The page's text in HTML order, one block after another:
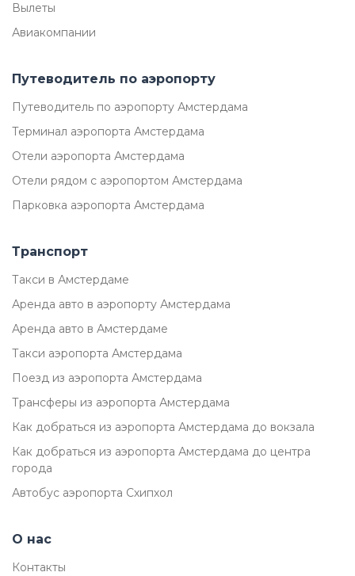
Вылеты
Авиакомпании
Путеводитель по аэропорту
Путеводитель по аэропорту Амстердама
Терминал аэропорта Амстердама
Отели аэропорта Амстердама
Отели рядом с аэропортом Амстердама
Парковка аэропорта Амстердама
Транспорт
Такси в Амстердаме
Аренда авто в аэропорту Амстердама
Аренда авто в Амстердаме
Такси аэропорта Амстердама
Поезд из аэропорта Амстердама
Трансферы из аэропорта Амстердама
Как добраться из аэропорта Амстердама до вокзала
Как добраться из аэропорта Амстердама до центра
города
Автобус аэропорта Схипхол
О нас
Контакты